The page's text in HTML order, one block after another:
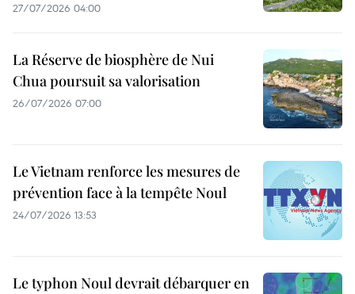
27/07/2026 04:00
La Réserve de biosphère de Nui
Chua poursuit sa valorisation
26/07/2026 07:00
Le Vietnam renforce les mesures de
prévention face à la tempête Noul
24/07/2026 13:53
Le typhon Noul devrait débarquer en